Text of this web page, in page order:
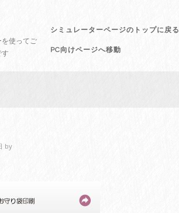
使ってご
シミュレーターページのトップに戻る
PC向けページへ移動
by